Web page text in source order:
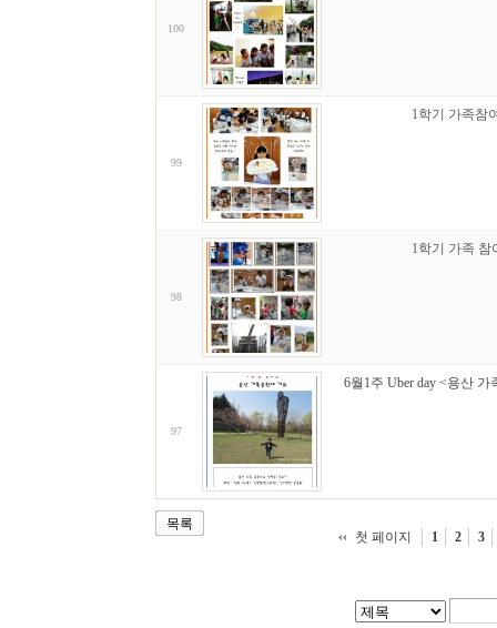
100
99
1학기 가족참
98
1학기 가족 참
97
6월1주 Uber day <용산
목록
첫 페이지
1 2 3